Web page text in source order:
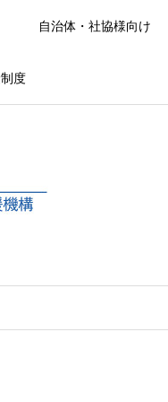
自治体・社協様向け
度